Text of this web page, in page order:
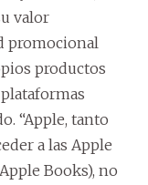
valor
promocional
productos
“Apple, tanto
a las Apple
Books), no